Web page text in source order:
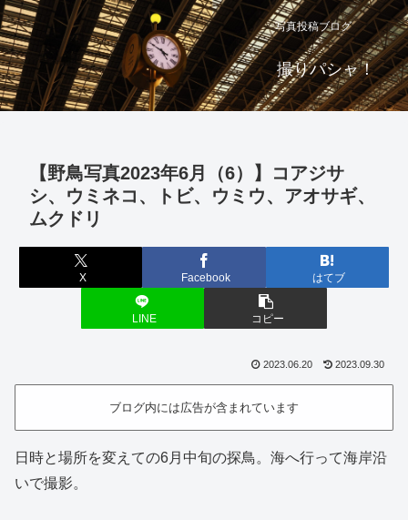
写真投稿ブログ
撮りパシャ！
【野鳥写真2023年6月（6）】コアジサ
シ、ウミネコ、トビ、ウミウ、アオサギ、
ムクドリ
X Facebook はてブ
LINE コピー
2023.06.20 2023.09.30
ブログ内には広告が含まれています
日時と場所を変えての6月中旬の探鳥。海へ行って海岸沿
いで撮影。